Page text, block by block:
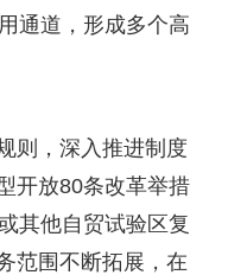
通道，形成多个高
则，深入推进制度
开放80条改革举措
其他自贸试验区复
范围不断拓展，在